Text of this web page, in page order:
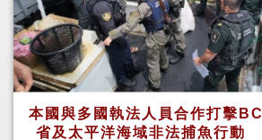
本國與多國執法人員合作打擊BC
省及太平洋海域非法捕魚行動